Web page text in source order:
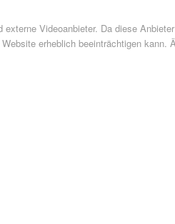
Videoanbieter. Da diese
erheblich beeinträchtigen kann.